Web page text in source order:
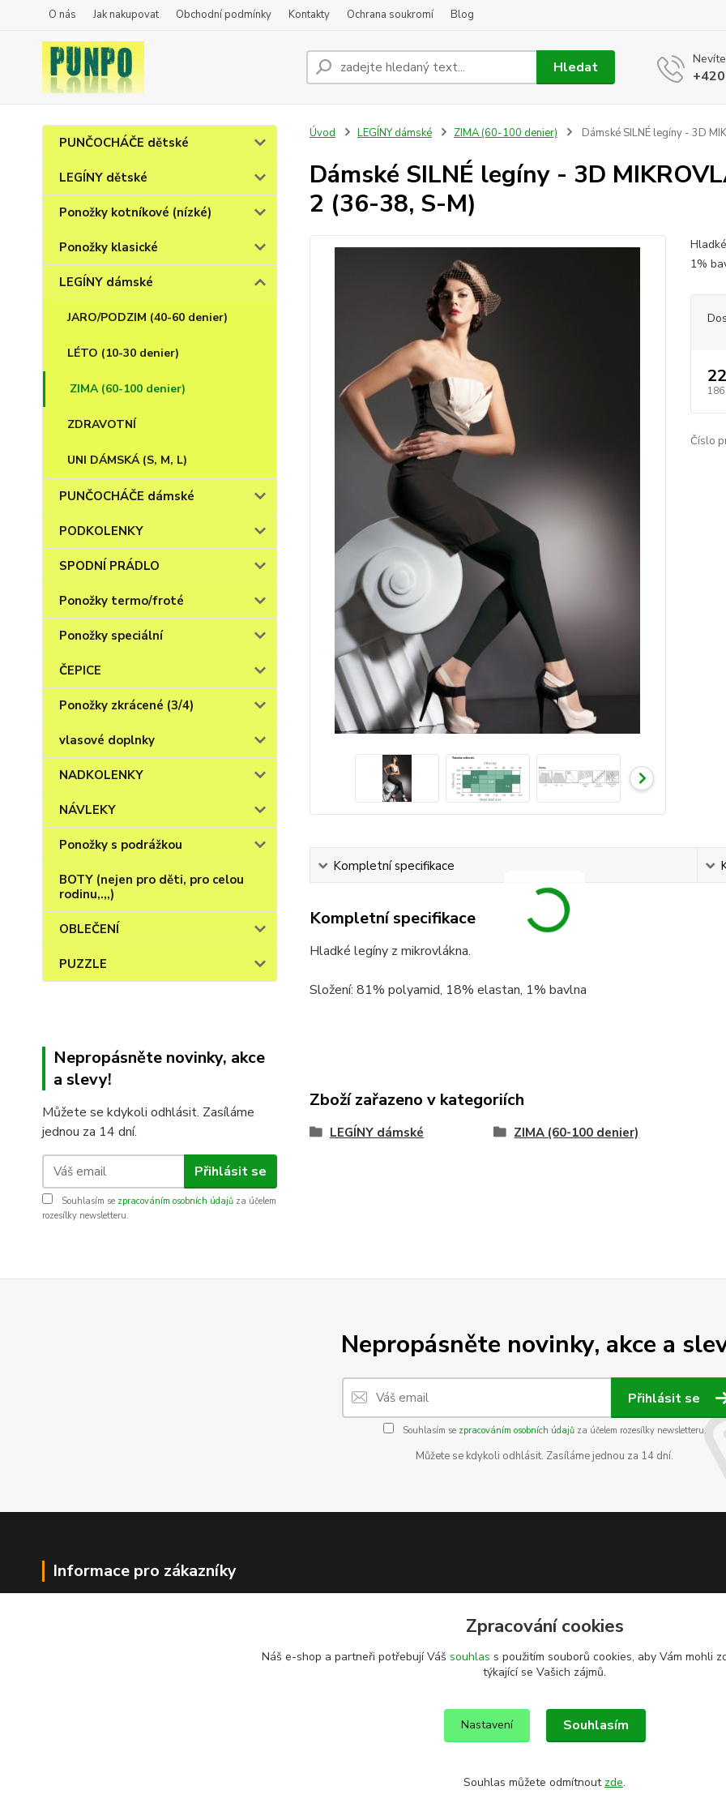
O nás Jak nakupovat Obchodní podmínky Kontakty Ochrana soukromí Blog
Hledat
PUNČOCHÁČE dětské
LEGÍNY dětské
Ponožky kotníkové (nízké)
Ponožky klasické
LEGÍNY dámské
JARO/PODZIM (40-60 denier)
LÉTO (10-30 denier)
ZIMA (60-100 denier)
ZDRAVOTNÍ
UNI DÁMSKÁ (S, M, L)
PUNČOCHÁČE dámské
PODKOLENKY
SPODNÍ PRÁDLO
Ponožky termo/froté
Ponožky speciální
ČEPICE
Ponožky zkrácené (3/4)
vlasové doplnky
NADKOLENKY
NÁVLEKY
Ponožky s podrážkou
BOTY (nejen pro děti, pro celou
rodinu,.,,)
OBLEČENÍ
PUZZLE
Nepropásněte novinky, akce
a slevy!
Můžete se kdykoli odhlásit. Zasíláme
jednou za 14 dní.
Přihlásit se
Souhlasím se zpracováním osobních údajů za účelem
rozesílky newsletteru.
Úvod LEGÍNY dámské ZIMA (60-100 denier) Dámské SILNÉ legíny - 3D
Dámské SILNÉ legíny - 3D
2 (36-38, S-M)
1%
186
Číslo
Kompletní specifikace
Kompletní specifikace
Hladké legíny z mikrovlákna.
Složení: 81% polyamid, 18% elastan, 1% bavlna
Zboží zařazeno v kategoriích
LEGÍNY dámské ZIMA (60-100 denier)
Nepropásněte novinky, akce a
Přihlásit se
Souhlasím se zpracováním osobních údajůza účelem rozesílky newsletteru.
Můžete se kdykoli odhlásit. Zasíláme jednou za 14 dní.
Informace pro zákazníky
Zpracování cookies
Náš e-shop a partneři potřebují Váš souhlas s použitím souborů cookies, aby Vám mohli
týkající se Vašich zájmů.
Nastavení Souhlasím
Souhlas můžete odmítnout zde.